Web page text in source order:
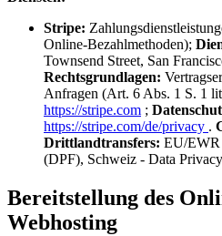
Stripe:
Online-Bezahlmethoden);
Townsend Street, San
Rechtsgrundlagen:
Anfragen (Art. 6 Abs. 1 S. 1
https://stripe.com ;
https://stripe.com/de/privacy .
Drittlandtransfers: EU/EWR
(DPF), Schweiz - Data
Bereitstellung des
Webhosting